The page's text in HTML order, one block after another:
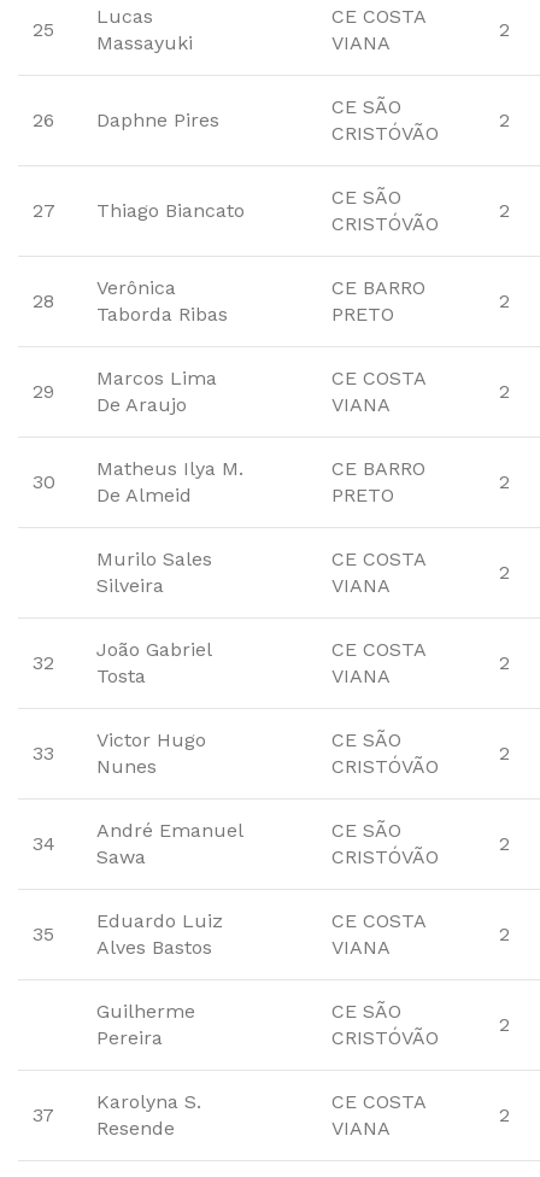
25
Lucas
Massayuki
CE COSTA
VIANA
2
26 Daphne Pires
CE SÃO
CRISTÓVÃO
2
27 Thiago Biancato
CE SÃO
CRISTÓVÃO
2
28
Verônica
Taborda Ribas
CE BARRO
PRETO
2
29
Marcos Lima
De Araujo
CE COSTA
VIANA
2
30
Matheus Ilya M.
De Almeid
CE BARRO
PRETO
2
Murilo Sales
Silveira
CE COSTA
VIANA
2
32
João Gabriel
Tosta
CE COSTA
VIANA
2
33
Victor Hugo
Nunes
CE SÃO
CRISTÓVÃO
2
34
André Emanuel
Sawa
CE SÃO
CRISTÓVÃO
2
35
Eduardo Luiz
Alves Bastos
CE COSTA
VIANA
2
Guilherme
Pereira
CE SÃO
CRISTÓVÃO
2
37
Karolyna S.
Resende
CE COSTA
VIANA
2